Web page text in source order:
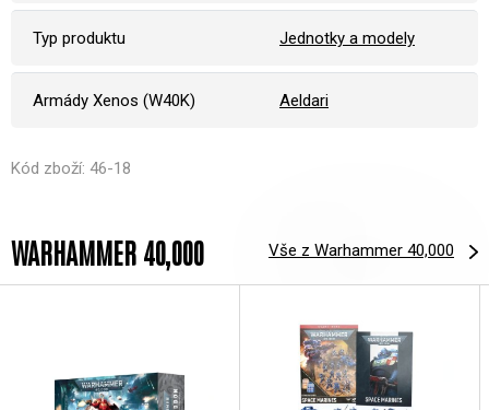
Typ produktu Jednotky a modely
Armády Xenos (W40K) Aeldari
Kód zboží: 46-18
WARHAMMER 40,000 Vše z Warhammer 40,000